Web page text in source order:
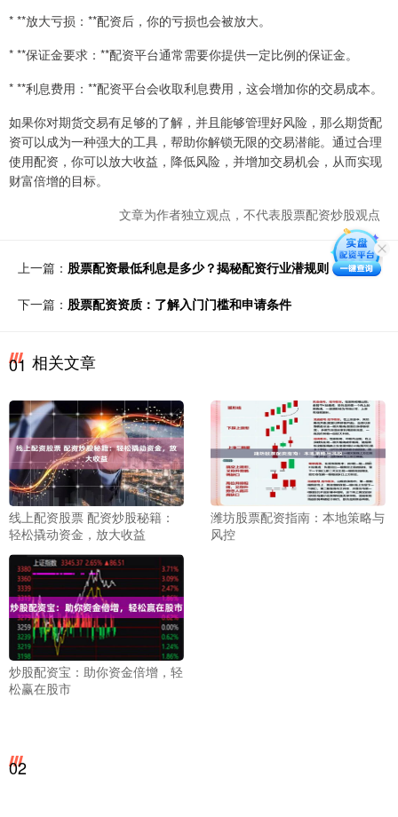
* **放大亏损：**配资后，你的亏损也会被放大。
* **保证金要求：**配资平台通常需要你提供一定比例的保证金。
* **利息费用：**配资平台会收取利息费用，这会增加你的交易成本。
如果你对期货交易有足够的了解，并且能够管理好风险，那么期货配
资可以成为一种强大的工具，帮助你解锁无限的交易潜能。通过合理
使用配资，你可以放大收益，降低风险，并增加交易机会，从而实现
财富倍增的目标。
文章为作者独立观点，不代表股票配资炒股观点
上一篇： 股票配资最低利息是多少？揭秘配资行业潜规则
下一篇： 股票配资资质：了解入门门槛和申请条件
01 相关文章
线上配资股票 配资炒股秘籍：
轻松撬动资金，放大收益
潍坊股票配资指南：本地策略与
风控
炒股配资宝：助你资金倍增，轻
松赢在股市
02